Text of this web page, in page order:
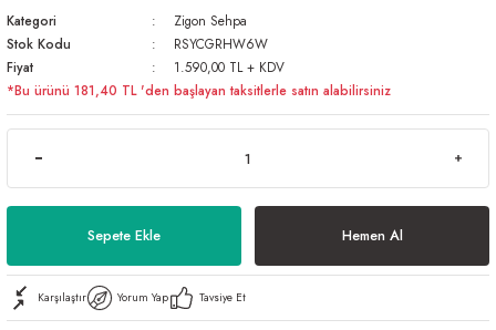
Kategori
Zigon Sehpa
Stok Kodu
RSYCGRHW6W
Fiyat
1.590,00 TL + KDV
*Bu ürünü 181,40 TL 'den başlayan taksitlerle satın alabilirsiniz
Sepete Ekle Hemen Al
Karşılaştır Yorum Yap Tavsiye Et